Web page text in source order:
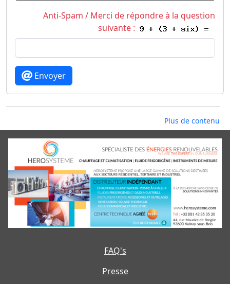
Anti-Spam / Merci de répondre à la question
suivante :
Envoyer
Plus de contenu
FAQ's
Presse